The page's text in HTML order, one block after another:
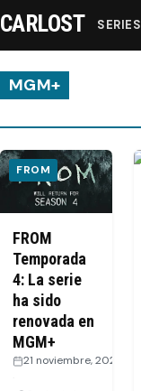
Streaming
Recomendaciones
Videos
Webisodios
CARLOST SERIES
MGM+
FROM
FROM
Temporada
4: La serie
ha sido
renovada en
MGM+
21 noviembre, 2024